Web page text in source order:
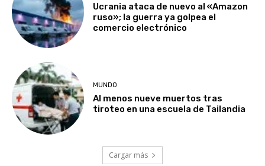
Ucrania ataca de nuevo al «Amazon
ruso»; la guerra ya golpea el
comercio electrónico
MUNDO
Al menos nueve muertos tras
tiroteo en una escuela de Tailandia
Cargar más